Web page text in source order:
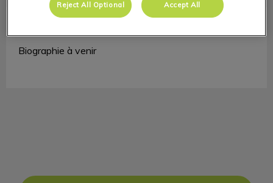
Biographie à venir
Reject All Optional Accept All